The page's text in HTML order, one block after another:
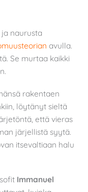
ja naurusta
avulla.
Se murtaa kaikki
rakentaen
löytänyt sieltä
että vieras
järjellistä syytä.
itsevaltiaan halu
Immanuel